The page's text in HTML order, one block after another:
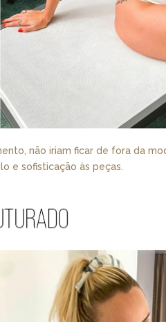
não iriam ficar de fora da
e sofisticação às peças.